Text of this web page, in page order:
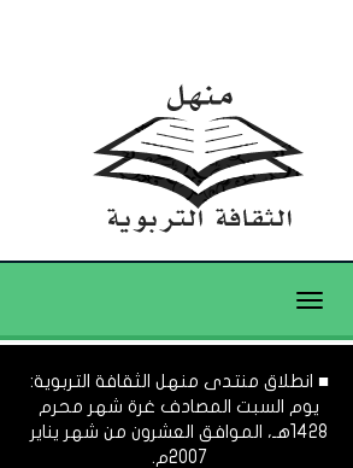
Toggle
■ انطلاق منتدى منهل الثقافة التربوية:
يوم السبت المصادف غرة شهر محرم
1428هـ، الموافق العشرون من شهر يناير
2007م.